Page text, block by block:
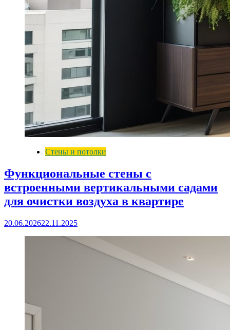
Стены и потолки
Функциональные стены с
встроенными вертикальными садами
для очистки воздуха в квартире
20.06.202622.11.2025